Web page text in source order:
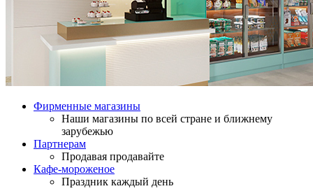
Фирменные магазины
Наши магазины по всей стране и ближнему
зарубежью
Партнерам
Продавая продавайте
Кафе-мороженое
Праздник каждый день